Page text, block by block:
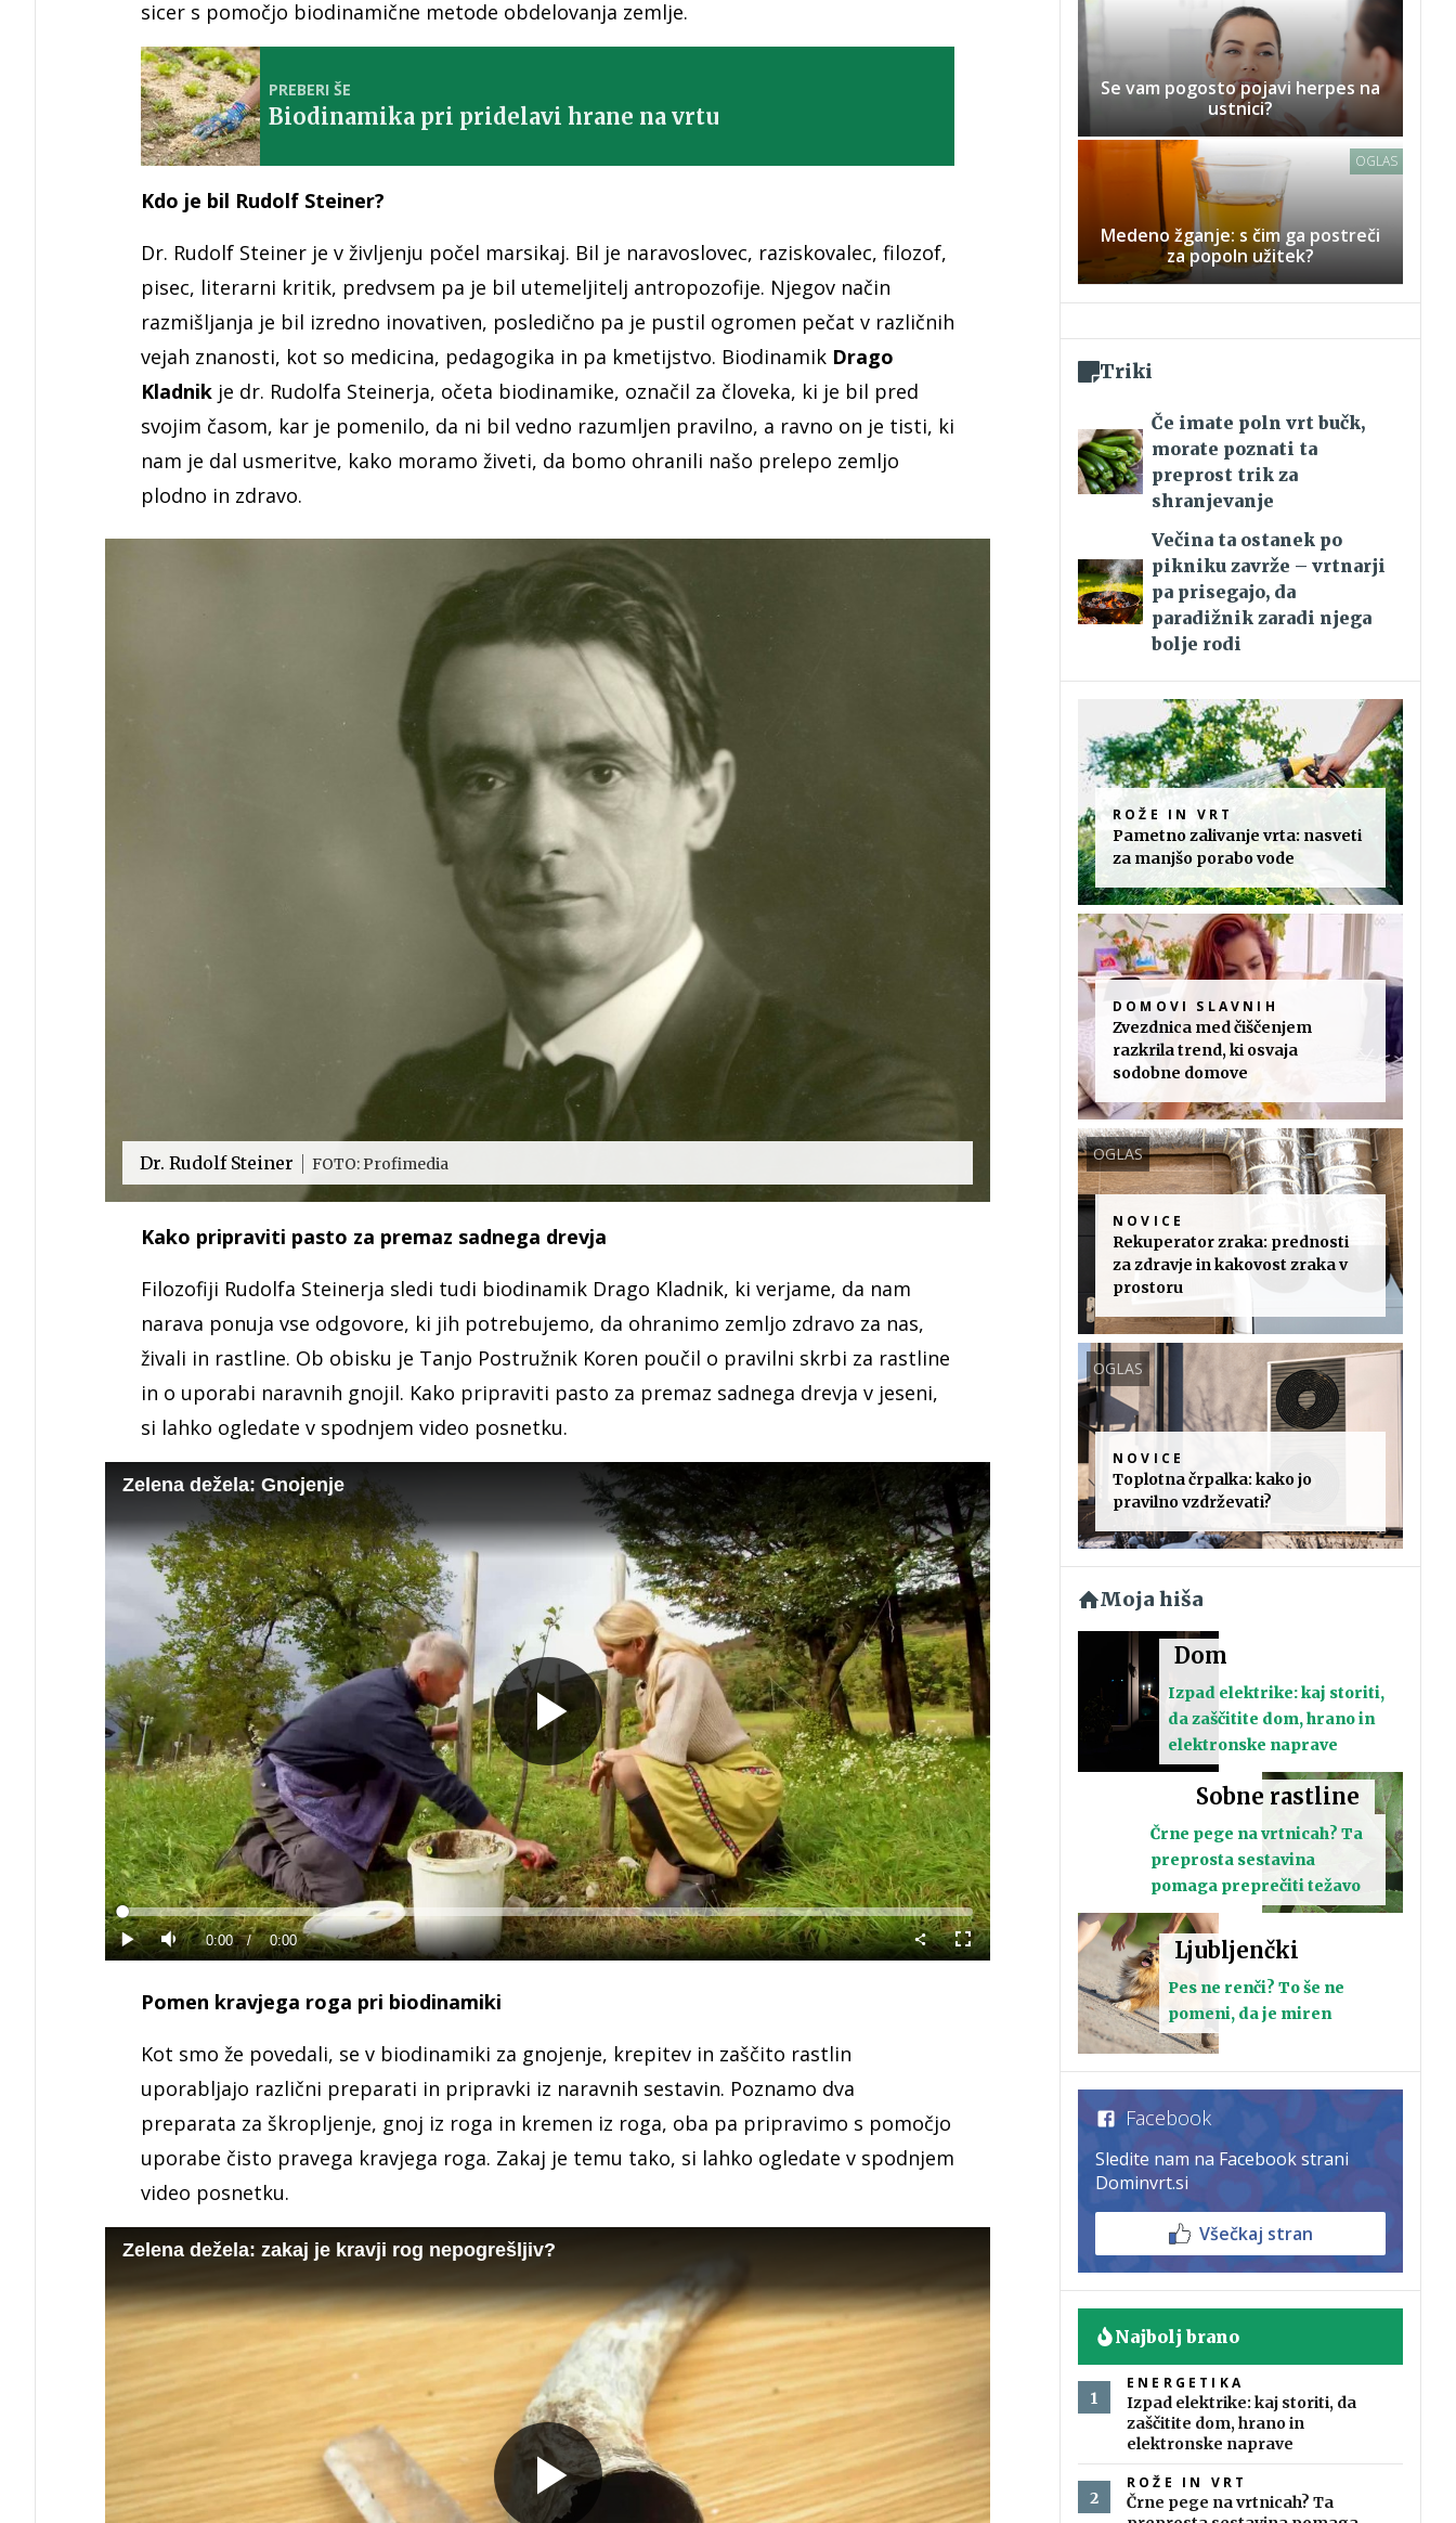
sicer s pomočjo biodinamične metode obdelovanja zemlje.
PREBERI ŠE
Biodinamika pri pridelavi hrane na vrtu
Kdo je bil Rudolf Steiner?
Dr. Rudolf Steiner je v življenju počel marsikaj. Bil je naravoslovec, raziskovalec, filozof,
pisec, literarni kritik, predvsem pa je bil utemeljitelj antropozofije. Njegov način
razmišljanja je bil izredno inovativen, posledično pa je pustil ogromen pečat v različnih
vejah znanosti, kot so medicina, pedagogika in pa kmetijstvo. Biodinamik Drago
Kladnik je dr. Rudolfa Steinerja, očeta biodinamike, označil za človeka, ki je bil pred
svojim časom, kar je pomenilo, da ni bil vedno razumljen pravilno, a ravno on je tisti, ki
nam je dal usmeritve, kako moramo živeti, da bomo ohranili našo prelepo zemljo
plodno in zdravo.
Dr. Rudolf Steiner FOTO: Profimedia
Kako pripraviti pasto za premaz sadnega drevja
Filozofiji Rudolfa Steinerja sledi tudi biodinamik Drago Kladnik, ki verjame, da nam
narava ponuja vse odgovore, ki jih potrebujemo, da ohranimo zemljo zdravo za nas,
živali in rastline. Ob obisku je Tanjo Postružnik Koren poučil o pravilni skrbi za rastline
in o uporabi naravnih gnojil. Kako pripraviti pasto za premaz sadnega drevja v jeseni,
si lahko ogledate v spodnjem video posnetku.
Zelena dežela: Gnojenje
Predvajaj
Predvajaj
Tiho Current
0:00 / Duration
0:00
Loaded:
0%
Celozaslonski
način
Pomen kravjega roga pri biodinamiki
Kot smo že povedali, se v biodinamiki za gnojenje, krepitev in zaščito rastlin
uporabljajo različni preparati in pripravki iz naravnih sestavin. Poznamo dva
preparata za škropljenje, gnoj iz roga in kremen iz roga, oba pa pripravimo s pomočjo
uporabe čisto pravega kravjega roga. Zakaj je temu tako, si lahko ogledate v spodnjem
video posnetku.
Zelena dežela: zakaj je kravji rog nepogrešljiv?
Se vam pogosto pojavi herpes na
ustnici?
OGLAS
Medeno žganje: s čim ga postreči
za popoln užitek?
Triki
Če imate poln vrt bučk,
morate poznati ta
preprost trik za
shranjevanje
Večina ta ostanek po
pikniku zavrže – vrtnarji
pa prisegajo, da
paradižnik zaradi njega
bolje rodi
ROŽE IN VRT
Pametno zalivanje vrta: nasveti
za manjšo porabo vode
DOMOVI SLAVNIH
Zvezdnica med čiščenjem
razkrila trend, ki osvaja
sodobne domove
OGLAS
NOVICE
Rekuperator zraka: prednosti
za zdravje in kakovost zraka v
prostoru
OGLAS
NOVICE
Toplotna črpalka: kako jo
pravilno vzdrževati?
Moja hiša
Dom
Izpad elektrike: kaj storiti,
da zaščitite dom, hrano in
elektronske naprave
Sobne rastline
Črne pege na vrtnicah? Ta
preprosta sestavina
pomaga preprečiti težavo
Ljubljenčki
Pes ne renči? To še ne
pomeni, da je miren
Facebook
Sledite nam na Facebook strani
Dominvrt.si
Všečkaj stran
Najbolj brano
ENERGETIKA
Izpad elektrike: kaj storiti, da
zaščitite dom, hrano in
elektronske naprave
ROŽE IN VRT
Črne pege na vrtnicah? Ta